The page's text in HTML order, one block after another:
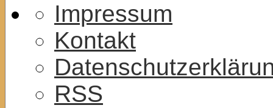
Impressum
Kontakt
RSS